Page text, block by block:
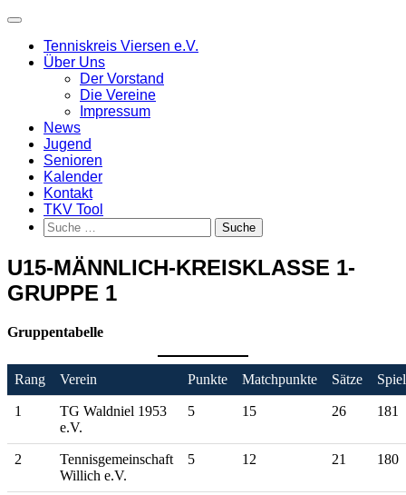
Skip
content
Main
Tenniskreis Viersen e.V.
Über Uns
Der Vorstand
Die Vereine
Impressum
News
Jugend
Senioren
Kalender
Kontakt
TKV Tool
Suche
nach:
U15-MÄNNLICH-KREISKLASSE 1-
GRUPPE 1
Gruppentabelle
Rang Verein Punkte Matchpunkte Sätze
1
TG Waldniel 1953
e.V.
5 15 26 181
2
Tennisgemeinschaft
Willich e.V.
5 12 21 180